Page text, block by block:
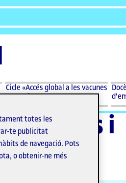
Cicle «Accés global a les vacunes
contra la COVID-19»
no
sanitaris i
19
totes les
te publicitat
de navegació. Pots
o obtenir-ne més